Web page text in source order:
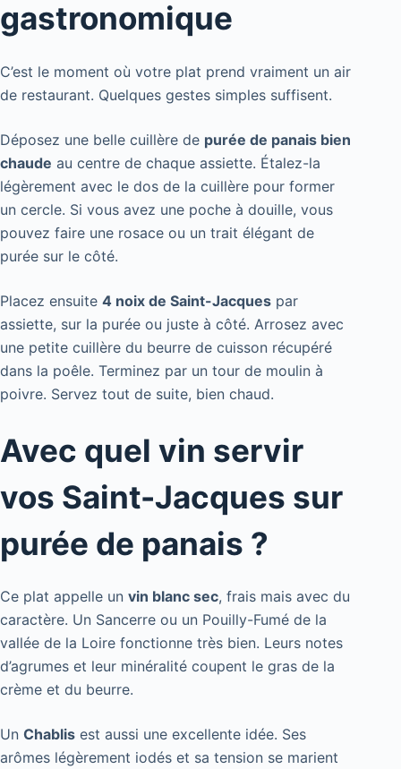
gastronomique
C’est le moment où votre plat prend vraiment un air
de restaurant. Quelques gestes simples suffisent.
Déposez une belle cuillère de purée de panais bien
chaude au centre de chaque assiette. Étalez-la
légèrement avec le dos de la cuillère pour former
un cercle. Si vous avez une poche à douille, vous
pouvez faire une rosace ou un trait élégant de
purée sur le côté.
Placez ensuite 4 noix de Saint-Jacques par
assiette, sur la purée ou juste à côté. Arrosez avec
une petite cuillère du beurre de cuisson récupéré
dans la poêle. Terminez par un tour de moulin à
poivre. Servez tout de suite, bien chaud.
Avec quel vin servir
vos Saint-Jacques sur
purée de panais ?
Ce plat appelle un vin blanc sec, frais mais avec du
caractère. Un Sancerre ou un Pouilly-Fumé de la
vallée de la Loire fonctionne très bien. Leurs notes
d’agrumes et leur minéralité coupent le gras de la
crème et du beurre.
Un Chablis est aussi une excellente idée. Ses
arômes légèrement iodés et sa tension se marient